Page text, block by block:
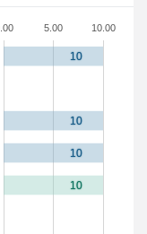
5.00 10.00